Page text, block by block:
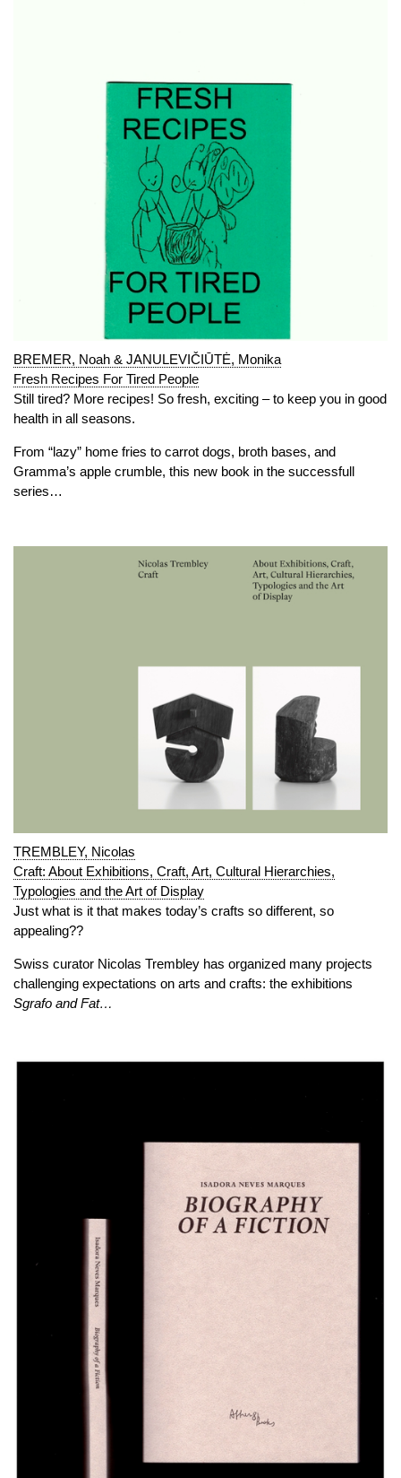
BREMER, Noah & JANULEVIČIŪTĖ, Monika
Fresh Recipes For Tired People
Still tired? More recipes! So fresh, exciting – to keep you in good
health in all seasons.
From “lazy” home fries to carrot dogs, broth bases, and
Gramma’s apple crumble, this new book in the successfull
series…
TREMBLEY, Nicolas
Craft: About Exhibitions, Craft, Art, Cultural Hierarchies,
Typologies and the Art of Display
Just what is it that makes today’s crafts so different, so
appealing??
Swiss curator Nicolas Trembley has organized many projects
challenging expectations on arts and crafts: the exhibitions
Sgrafo and Fat…